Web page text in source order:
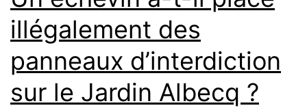
illégalement des
panneaux d’interdiction
sur le Jardin Albecq ?